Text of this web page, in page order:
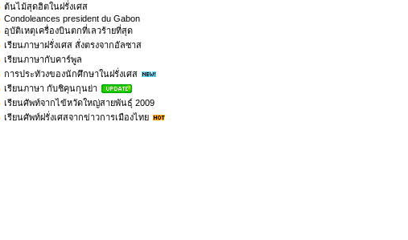
ต้นไม้สุดฮิตในฝรั่งเศส
Condoleances president du Gabon
อุบัติเหตุเครื่องบินตกที่เลวร้ายที่สุด
เรียนภาษาฝรั่งเศส สั่งตรงจากอัลซาส
เรียนภาษากับคาร์พูล
การประทัวงของนักศึกษาในฝรั่งเศส
เรียนภาษา กับชิคุนกุนย่า
เรียนศัพท์จากไข้หวัดใหญ่สายพันธุ์ 2009
เรียนศัพท์ฝรั่งเศสจากข่าวการเมืองไทย